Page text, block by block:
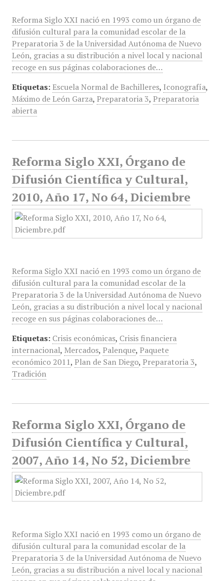
Reforma Siglo XXI nació en 1993 como un órgano de
difusión cultural para la comunidad escolar de la
Preparatoria 3 de la Universidad Autónoma de Nuevo
León, gracias a su distribución a nivel local y nacional
recoge en sus páginas colaboraciones de…
Etiquetas: Escuela Normal de Bachilleres, Iconografía,
Máximo de León Garza, Preparatoria 3, Preparatoria
abierta
Reforma Siglo XXI, Órgano de
Difusión Científica y Cultural,
2010, Año 17, No 64, Diciembre
Reforma Siglo XXI nació en 1993 como un órgano de
difusión cultural para la comunidad escolar de la
Preparatoria 3 de la Universidad Autónoma de Nuevo
León, gracias a su distribución a nivel local y nacional
recoge en sus páginas colaboraciones de…
Etiquetas: Crisis económicas, Crisis financiera
internacional, Mercados, Palenque, Paquete
económico 2011, Plan de San Diego, Preparatoria 3,
Tradición
Reforma Siglo XXI, Órgano de
Difusión Científica y Cultural,
2007, Año 14, No 52, Diciembre
Reforma Siglo XXI nació en 1993 como un órgano de
difusión cultural para la comunidad escolar de la
Preparatoria 3 de la Universidad Autónoma de Nuevo
León, gracias a su distribución a nivel local y nacional